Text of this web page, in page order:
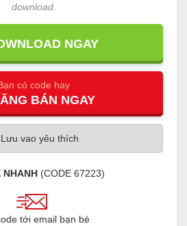
download.
NGAY
có code hay
BÁN NGAY
Lưu vao yêu thích
NHANH(CODE 67223)
tới email bạn bè